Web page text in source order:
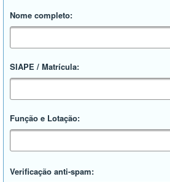
Nome completo:
SIAPE / Matrícula:
Função e Lotação:
Verificação anti-spam: